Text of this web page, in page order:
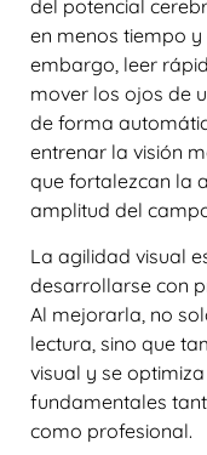
del potencial
en menos tiempo
embargo, leer
mover los ojos de
de forma
entrenar la visión
que fortalezcan la
amplitud del
La agilidad visual
desarrollarse con
Al mejorarla, no
lectura, sino que
visual y se
fundamentales
como profesional.